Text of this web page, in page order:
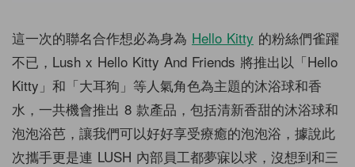
這一次的聯名合作想必為身為 Hello Kitty 的粉絲們雀躍
不已，Lush x Hello Kitty And Friends 將推出以「Hello
Kitty」和「大耳狗」等人氣角色為主題的沐浴球和香
水，一共機會推出 8 款產品，包括清新香甜的沐浴球和
泡泡浴芭，讓我們可以好好享受療癒的泡泡浴，據說此
次攜手更是連 LUSH 內部員工都夢寐以求，沒想到和三